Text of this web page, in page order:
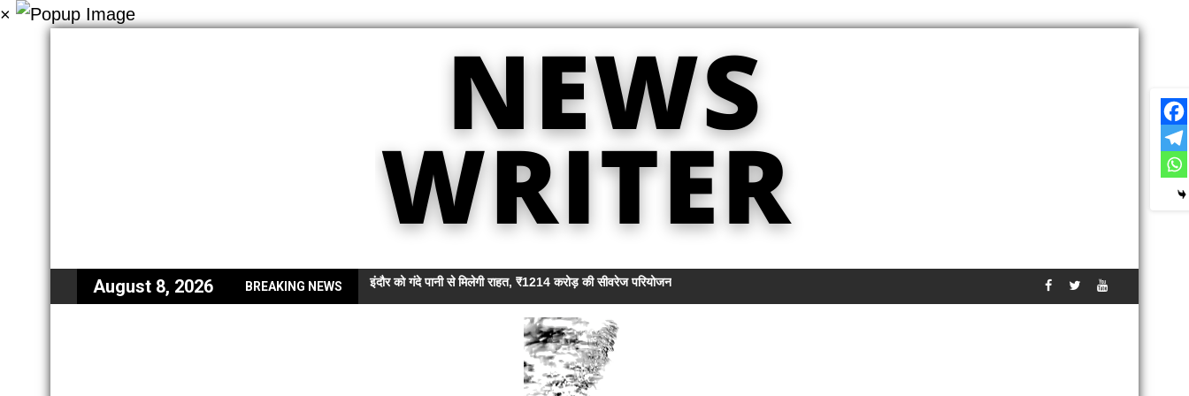
×
August 8, 2026 BREAKING NEWS इंदौर को गंदे पानी से मिलेगी राहत, ₹1214 करोड़ की सीवरेज परियोजना को मिली रफ्तार